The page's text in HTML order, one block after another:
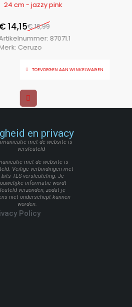
24 cm - jazzy pink
€16,99
14,15
87071.1
Ceruzo
TOEVOEGEN AAN WINKELWAGEN
en privacy
met de website is
Veilige verbindingen met
bits TLS-versleuteling. Je
informatie wordt
verzonden, zodat je
niet onderschept kunnen
worden.
Policy